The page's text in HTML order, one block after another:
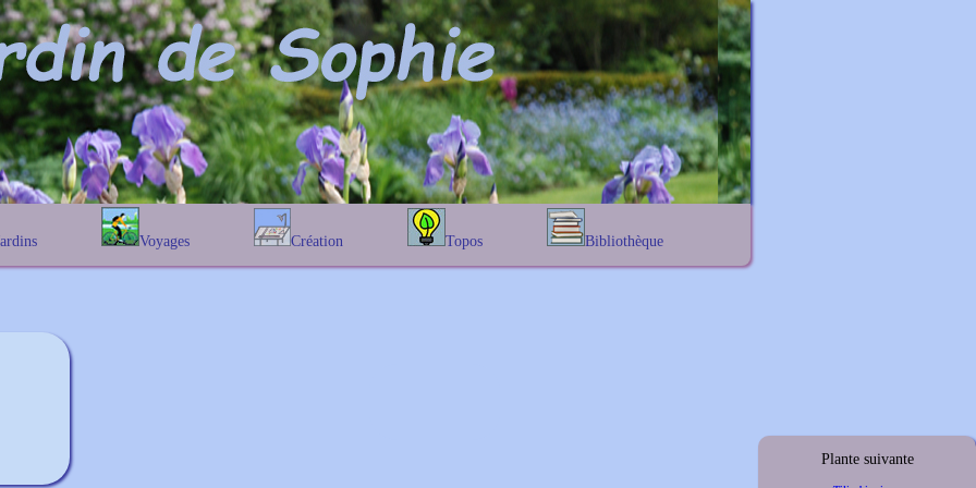
Voyages
En Belgique
Création
Prairies fleuries
Topos
Les chênes
Bibliothèque
Lexique noms propres
Plante suivante